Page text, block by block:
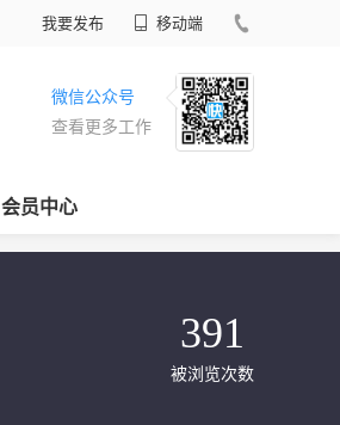
我要发布 移动端
微信公众号
查看更多工作
会员中心
391
被浏览次数